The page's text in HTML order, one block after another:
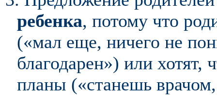
ребенка, потому что
(«мал еще, ничего не
благодарен») или хотят,
планы («станешь